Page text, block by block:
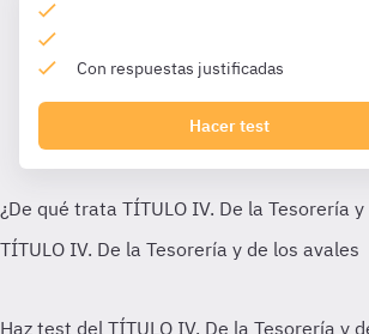
Con respuestas justificadas
Hacer test